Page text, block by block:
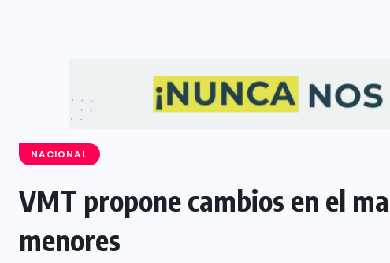
NACIONAL
VMT propone cambios en el
menores
NACIONAL
Capturan a siete presuntos